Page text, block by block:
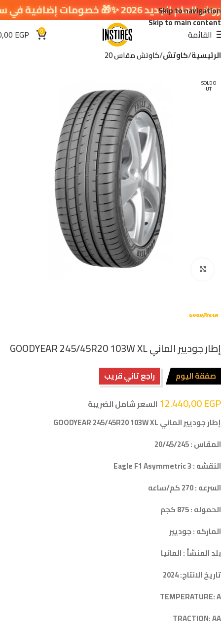
Skip to navigation
Skip to main content
القائمة 0
EGP
الرئيسية كاوتش كاوتش مقاس 20
SOLD O
UT
إطار جوديير الماني GOODYEAR 245/45R20 103W XL
صفقة اليوم راجع تاني قريب
12.440,00EGP
السعر شامل الضريبة
إطار جوديير الماني GOODYEAR 245/45R20 103W XL
المقاس : 20/45/245
النقشه : Eagle F1 Asymmetric 3
السرعه : 270 كم/ساعه
الحموله : 875 كجم
الماركه : جوديير
بلد المنشأ : المانيا
تاريخ الانتاج: 2024
TEMPERATURE: A
TRACTION: AA
خصومات إضافية في سلة التسوق 🔥